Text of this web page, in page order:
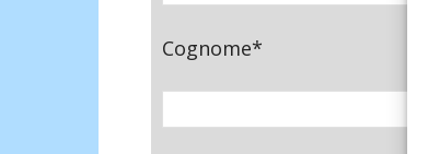
Cognome*